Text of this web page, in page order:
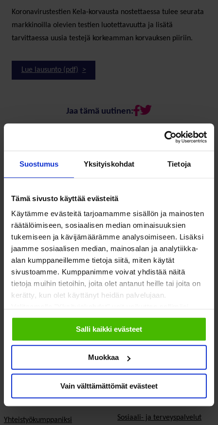
Suostumus Yksityiskohdat Tietoja
Tämä sivusto käyttää evästeitä
Käytämme evästeitä tarjoamamme sisällön ja mainosten
räätälöimiseen, sosiaalisen median ominaisuuksien
tukemiseen ja kävijämäärämme analysoimiseen. Lisäksi
jaamme sosiaalisen median, mainosalan ja analytiikka-
alan kumppaneillemme tietoja siitä, miten käytät
sivustoamme. Kumppanimme voivat yhdistää näitä
tietoja muihin tietoihin, joita olet antanut heille tai joita on
kerätty, kun olet käyttänyt heidän palvelujaan.
evästeisiin.
Salli kaikki evästeet
Muokkaa
Vain välttämättömät evästeet
Koronavirustestien Kela-korvausta nostettaessa tulee seurata
markkinoilla olevien testien luotettavuutta ja lisätä
tarvittaessa uusia testejä korkeamman korvauksen piiriin.
Lue lausunto (pdf)
Jaa tämä uutinen:
SOSTE Suomen sosiaali ja terveys ry
00100 Helsinki
Tietoa Sostesta
Varaa kokoustila
Yhteistyökumppaniksi
Vaikuttaminen
Kansalaisyhteiskunta ja
demokratia
Hyvinvointitalous
toimintaedellytykset
Hyvinvoinnin ja terveyden
edistäminen
Sosiaali- ja terveyspalvelut